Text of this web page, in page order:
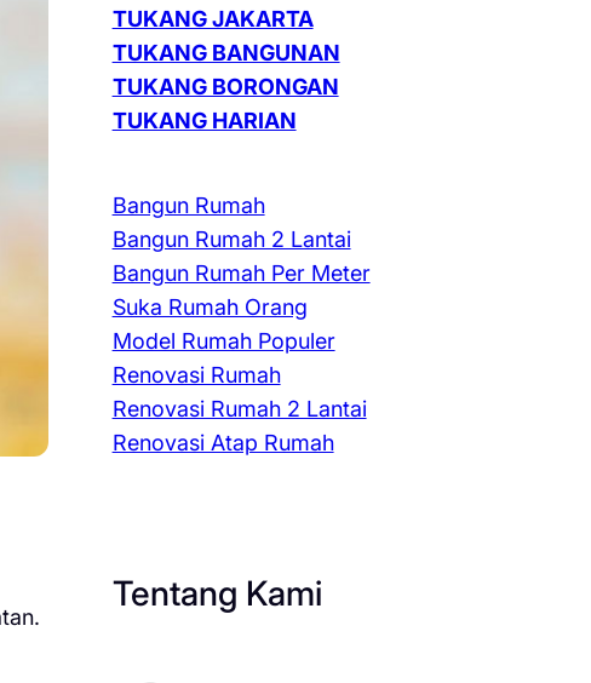
TUKANG JAKARTA
TUKANG BANGUNAN
TUKANG BORONGAN
TUKANG HARIAN
Bangun Rumah
Bangun Rumah 2 Lantai
Bangun Rumah Per Meter
Suka Rumah Orang
Model Rumah Populer
Renovasi Rumah
Renovasi Rumah 2 Lantai
Renovasi Atap Rumah
Tentang Kami